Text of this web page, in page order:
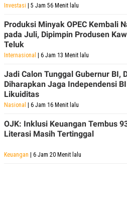
Investasi | 5 Jam 56 Menit lalu
Produksi Minyak OPEC Kembali
pada Juli, Dipimpin Produsen
Teluk
Internasional | 6 Jam 13 Menit lalu
Jadi Calon Tunggal Gubernur BI,
Diharapkan Jaga Independensi
Likuiditas
Nasional | 6 Jam 16 Menit lalu
OJK: Inklusi Keuangan Tembus
Literasi Masih Tertinggal
Keuangan | 6 Jam 20 Menit lalu